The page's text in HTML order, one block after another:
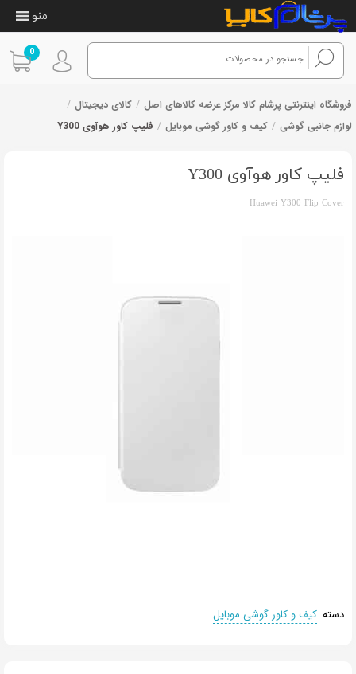
0
منو
فروشگاه اینترنتی پرشام کالا مرکز عرضه کالاهای اصل / کالای دیجیتال /
لوازم جانبی گوشی / کیف و کاور گوشی موبایل / فلیپ کاور هوآوی Y300
فلیپ کاور هوآوی Y300
Huawei Y300 Flip Cover
دسته: کیف و کاور گوشی موبایل